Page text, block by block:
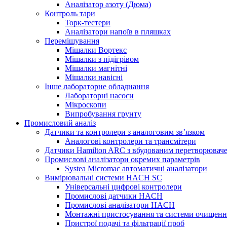
Аналізатор азоту (Дюма)
Контроль тари
Торк-тестери
Аналізатори напоїв в пляшках
Перемішування
Мішалки Вортекс
Мішалки з підігрівом
Мішалки магнітні
Мішалки навісні
Інше лабораторне обладнання
Лабораторні насоси
Мікроскопи
Випробування грунту
Промисловий аналіз
Датчики та контролери з аналоговим зв’язком
Аналогові контролери та трансмітери
Датчики Hamilton ARC з вбудованим
Промислові аналізатори окремих параметрів
Systea Micromac автоматичні аналізатори
Вимірювальні системи HACH SC
Універсальні цифрові контролери
Промислові датчики HACH
Промислові аналізатори HACH
Монтажні пристосування та системи
Пристрої подачі та фільтрації проб